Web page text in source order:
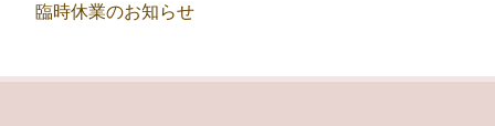
臨時休業のお知らせ